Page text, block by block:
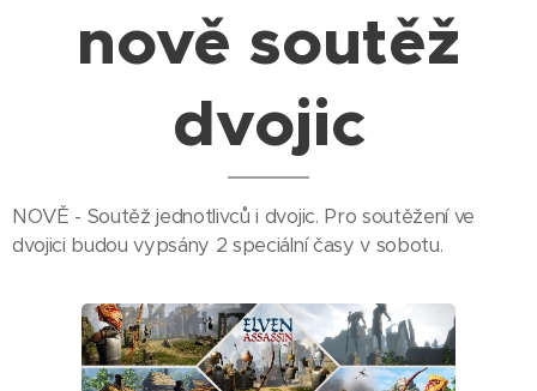
nově soutěž
dvojic
NOVĚ - Soutěž jednotlivců i dvojic. Pro soutěžení ve
dvojici budou vypsány 2 speciální časy v sobotu.